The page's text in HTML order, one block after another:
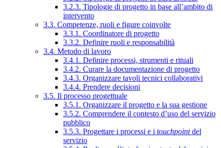
3.2.3. Tipologie di progetto in base all’ambito di
intervento
3.3. Competenze, ruoli e figure coinvolte
3.3.1. Coordinatore di progetto
3.3.2. Definire ruoli e responsabilità
3.4. Metodo di lavoro
3.4.1. Definire processi, strumenti e rituali
3.4.2. Curare la documentazione di progetto
3.4.3. Organizzare tavoli tecnici collaborativi
3.4.4. Prendere decisioni
3.5. Il processo progettuale
3.5.1. Organizzare il progetto e la sua gestione
3.5.2. Comprendere il contesto d’uso del servizio
pubblico
3.5.3. Progettare i processi e i touchpointdel
servizio